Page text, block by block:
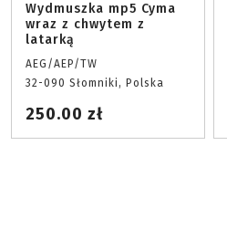
Wydmuszka mp5 Cyma
wraz z chwytem z
latarką
AEG/AEP/TW
32-090 Słomniki, Polska
250.00 zł